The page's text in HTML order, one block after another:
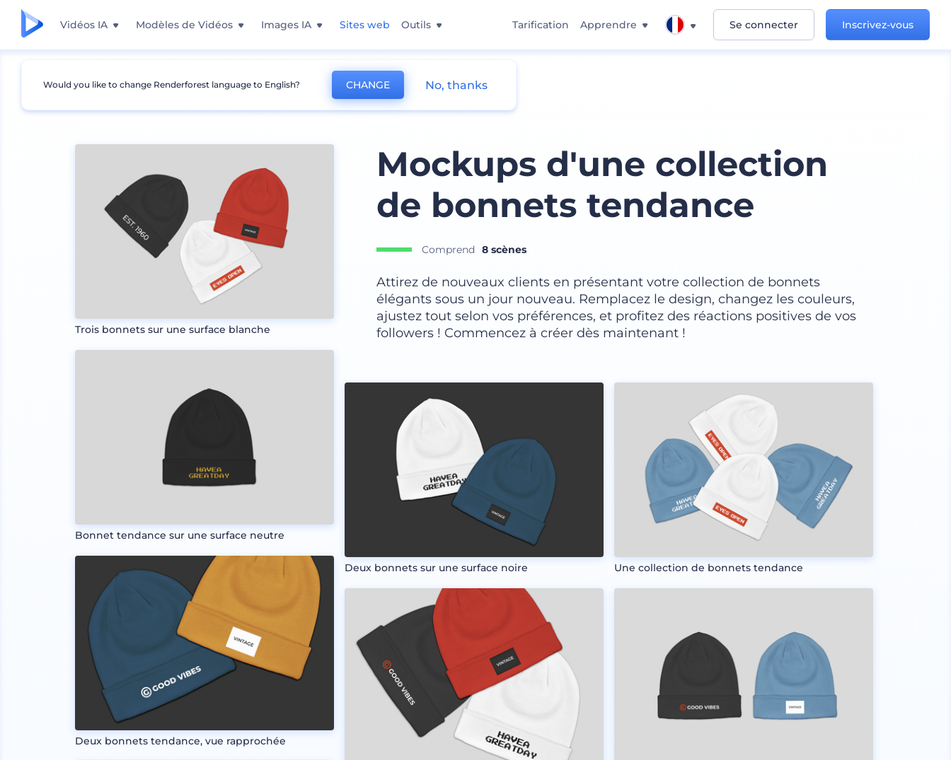
Vidéos IA Modèles de Vidéos Images IA Sites web Outils Tarification Apprendre Se connecter Inscrivez-vous
Mockups Vêtements Maquette de chapeau
Trois bonnets sur une surface blanche
Bonnet tendance sur une surface neutre
Deux bonnets tendance, vue rapprochée
Mockups d'une collection
de bonnets tendance
Comprend 8 scènes
Attirez de nouveaux clients en présentant votre collection de bonnets
élégants sous un jour nouveau. Remplacez le design, changez les couleurs,
ajustez tout selon vos préférences, et profitez des réactions positives de vos
followers ! Commencez à créer dès maintenant !
Deux bonnets sur une surface noire Une collection de bonnets tendance
Would you like to change Renderforest language to English? CHANGE No, thanks